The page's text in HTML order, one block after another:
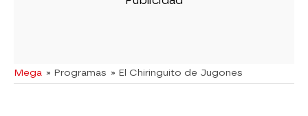
Mega » Programas » El Chiringuito de Jugones